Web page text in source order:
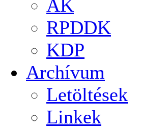
AK
RPDDK
KDP
Archívum
Letöltések
Linkek